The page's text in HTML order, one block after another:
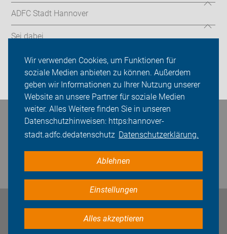
Wir verwenden Cookies, um Funktionen für
soziale Medien anbieten zu können. Außerdem
geben wir Informationen zu Ihrer Nutzung unserer
Website an unsere Partner für soziale Medien
weiter. Alles Weitere finden Sie in unseren
Datenschutzhinweisen: https:hannover-
stadt.adfc.dedatenschutz Datenschutzerklärung.
Ablehnen
Einstellungen
Alles akzeptieren
ADFC Stadt Hannover
Sei dabei
Presse
Login
Bleiben Sie in Kontakt
Impressum Datenschutz Cookie-Einstellungen